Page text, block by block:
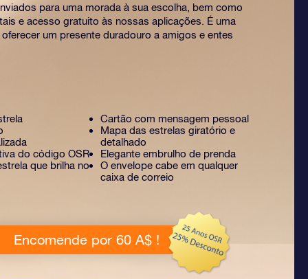
para uma morada à sua escolha, bem como
e acesso gratuito às nossas aplicações. É uma
um presente duradouro a amigos e entes
do código OSR
que brilha no
Cartão com mensagem pessoal
Mapa das estrelas giratório e
detalhado
Elegante embrulho de prenda
O envelope cabe em qualquer
caixa de correio
Encomende por 60 A$ !